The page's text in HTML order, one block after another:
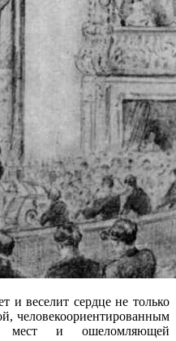
и веселит сердце не только
человекоориентированным
мест и ошеломляющей